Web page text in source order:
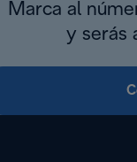
Marca al
y serás